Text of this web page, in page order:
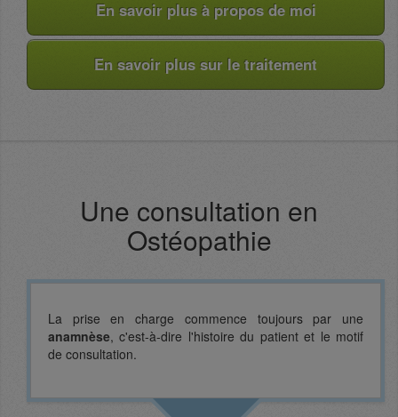
En savoir plus à propos de moi
En savoir plus sur le traitement
Une consultation en
Ostéopathie
La prise en charge commence toujours par une
anamnèse, c'est-à-dire l'histoire du patient et le motif
de consultation.